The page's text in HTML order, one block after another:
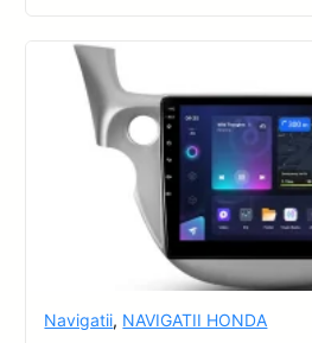
Navigatii, NAVIGATII HONDA